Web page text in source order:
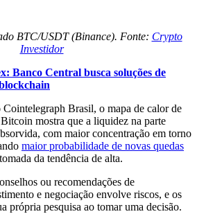
BTC/USDT (Binance). Fonte: Crypto
Investidor
Banco Central busca soluções de
Brasil, o mapa de calor de
mostra que a liquidez na parte
com maior concentração em torno
maior probabilidade de novas quedas
da tendência de alta.
ou recomendações de
e negociação envolve riscos, e os
própria pesquisa ao tomar uma decisão.